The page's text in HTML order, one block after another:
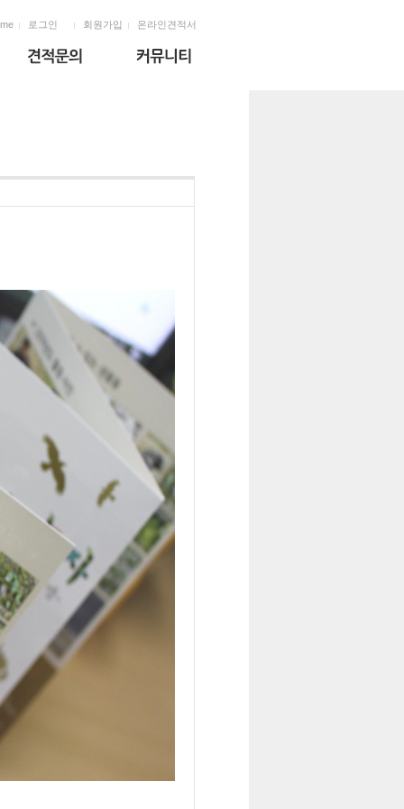
로그인 회원가입 온라인견적서